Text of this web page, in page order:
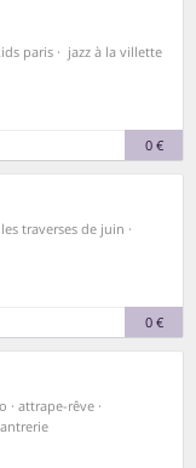
paris · jazz à la villette
0 €
traverses de juin ·
0 €
· attrape-rêve ·